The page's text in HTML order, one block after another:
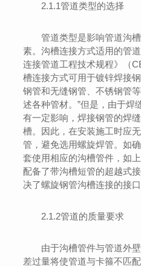
2.1.1管道类型的选择
管道类型是影响管道沟
素。沟槽连接方式适用的管
连接管道工程技术规程》（
槽连接方式可用于镀锌焊接
钢管和无缝钢管、不锈钢管
述各种管材。”但是，由于焊
有一定影响，焊接钢管的焊
槽。因此，在安装施工时应
管，避免选用螺旋焊管。如
套使用相应的沟槽管件，如
配备了带沟槽短管的超越式
决了螺旋钢管沟槽连接的接口
2.1.2管道的质量要求
由于沟槽管件与管道外
差过量将使管道与卡箍不匹